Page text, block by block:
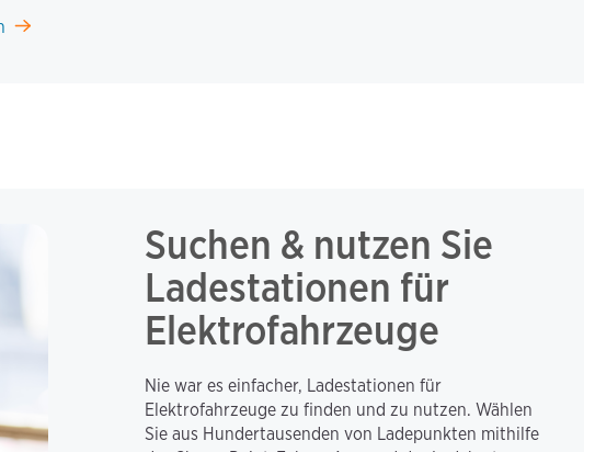
Suchen & nutzen Sie
Ladestationen für
Elektrofahrzeuge
Nie war es einfacher, Ladestationen für
Elektrofahrzeuge zu finden und zu nutzen. Wählen
Sie aus Hundertausenden von Ladepunkten mithilfe